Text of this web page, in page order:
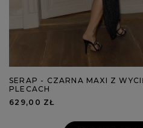
SERAP - CZARNA MAXI Z
PLECACH
629,00 ZŁ